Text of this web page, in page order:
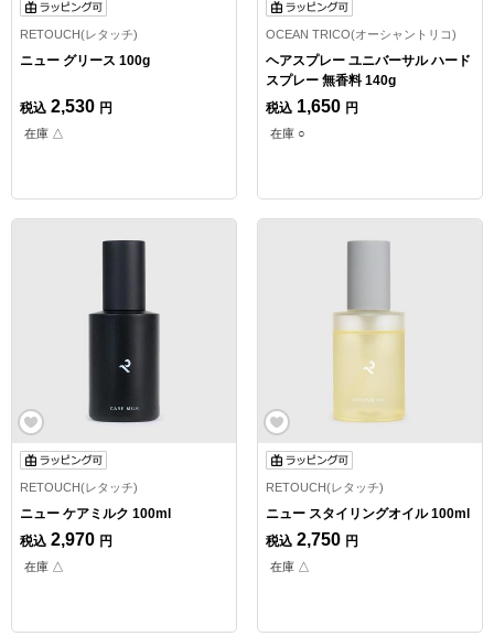
RETOUCH(レタッチ)
ニュー グリース 100g
税込 2,530 円
在庫 △
OCEAN TRICO(オーシャントリコ)
ヘアスプレー ユニバーサル ハード
スプレー 無香料 140g
税込 1,650 円
在庫 ○
RETOUCH(レタッチ)
ニュー ケアミルク 100ml
税込 2,970 円
在庫 △
RETOUCH(レタッチ)
ニュー スタイリングオイル 100ml
税込 2,750 円
在庫 △